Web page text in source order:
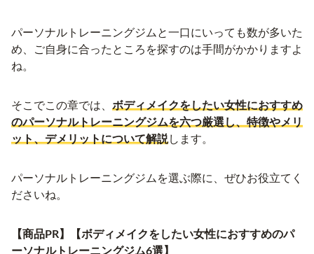
パーソナルトレーニングジムと一口にいっても数が多いた
め、ご自身に合ったところを探すのは手間がかかりますよ
ね。
そこでこの章では、 ボディメイクをしたい女性におすすめ
のパーソナルトレーニングジムを六つ厳選し、特徴やメリ
ット、デメリットについて解説します。
パーソナルトレーニングジムを選ぶ際に、ぜひお役立てく
ださいね。
【商品PR】【ボディメイクをしたい女性におすすめのパ
ーソナルトレーニングジム6選】